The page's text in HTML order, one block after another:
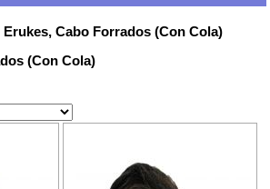
Erukes, Cabo Forrados (Con Cola)
(Con Cola)